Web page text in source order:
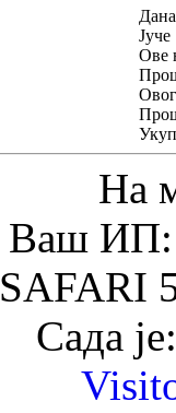
Јуче
Ове
На
Ваш ИП:
SAFARI
Сада